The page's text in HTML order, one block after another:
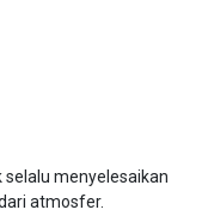
menyelesaikan
atmosfer.